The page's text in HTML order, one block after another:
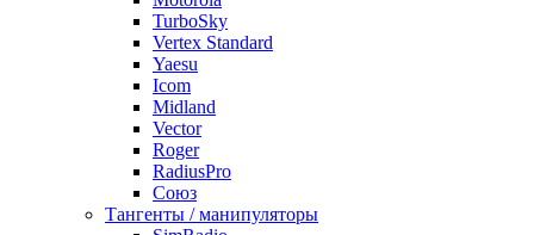
TurboSky
Vertex Standard
Yaesu
Icom
Midland
Vector
Roger
RadiusPro
Союз
Тангенты / манипуляторы